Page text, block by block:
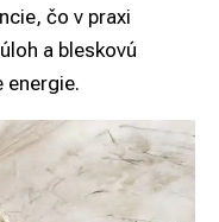
čo v praxi
a bleskovú
energie.